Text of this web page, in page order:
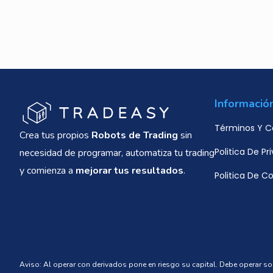
Crea tus propios Robots de Trading sin
necesidad de programar, automatiza tu trading
y comienza a mejorar tus resultados.
Términos Y
Politica De
Politica De
Aviso: Al operar con derivados pone en riesgo su capital. Debe operar